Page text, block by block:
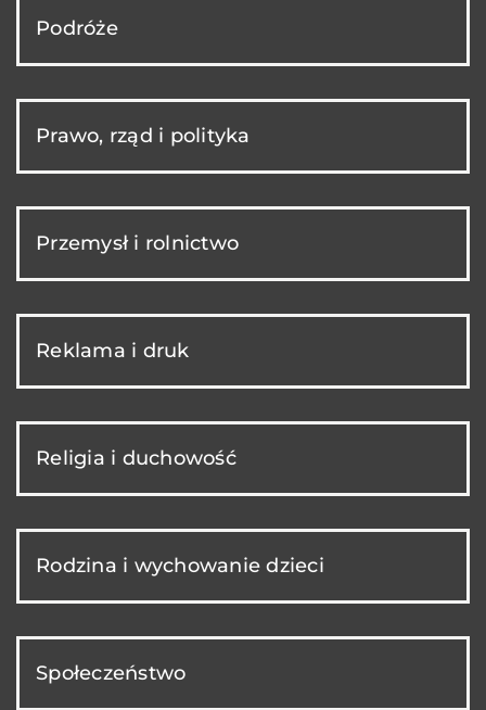
Podróże
Prawo, rząd i polityka
Przemysł i rolnictwo
Reklama i druk
Religia i duchowość
Rodzina i wychowanie dzieci
Społeczeństwo